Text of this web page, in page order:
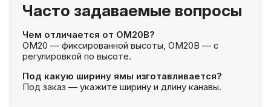
Часто задаваемые вопросы
Чем отличается от ОМ20В?
ОМ20 — фиксированной высоты, ОМ20В — с
регулировкой по высоте.
Под какую ширину ямы изготавливается?
Под заказ — укажите ширину и длину канавы.